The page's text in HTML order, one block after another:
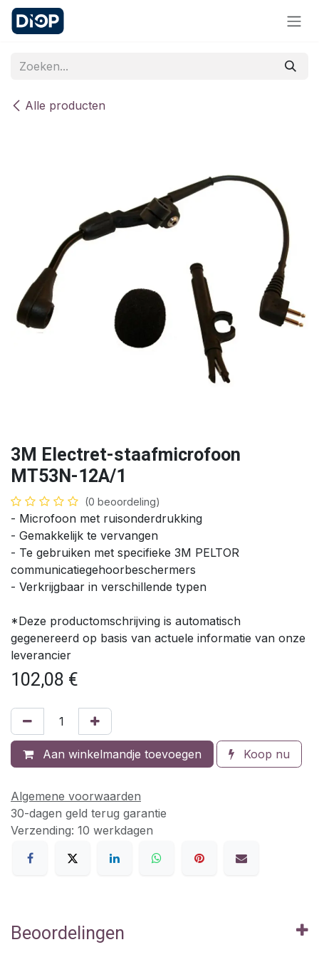
Overslaan naar inhoud
Alle producten
3M Electret-staafmicrofoon
MT53N-12A/1
(0 beoordeling)
- Microfoon met ruisonderdrukking
- Gemakkelijk te vervangen
- Te gebruiken met specifieke 3M PELTOR
communicatiegehoorbeschermers
- Verkrijgbaar in verschillende typen
*Deze productomschrijving is automatisch
gegenereerd op basis van actuele informatie van onze
leverancier
102,08 €
Aan winkelmandje toevoegen Koop nu
Algemene voorwaarden
30-dagen geld terug garantie
Verzending: 10 werkdagen
Beoordelingen